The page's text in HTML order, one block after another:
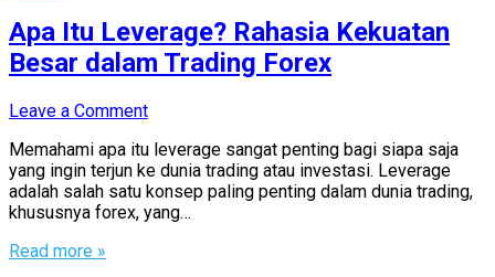
Apa Itu Leverage? Rahasia Kekuatan
Besar dalam Trading Forex
Leave a Comment
Memahami apa itu leverage sangat penting bagi siapa saja
yang ingin terjun ke dunia trading atau investasi. Leverage
adalah salah satu konsep paling penting dalam dunia trading,
khususnya forex, yang…
Read more »